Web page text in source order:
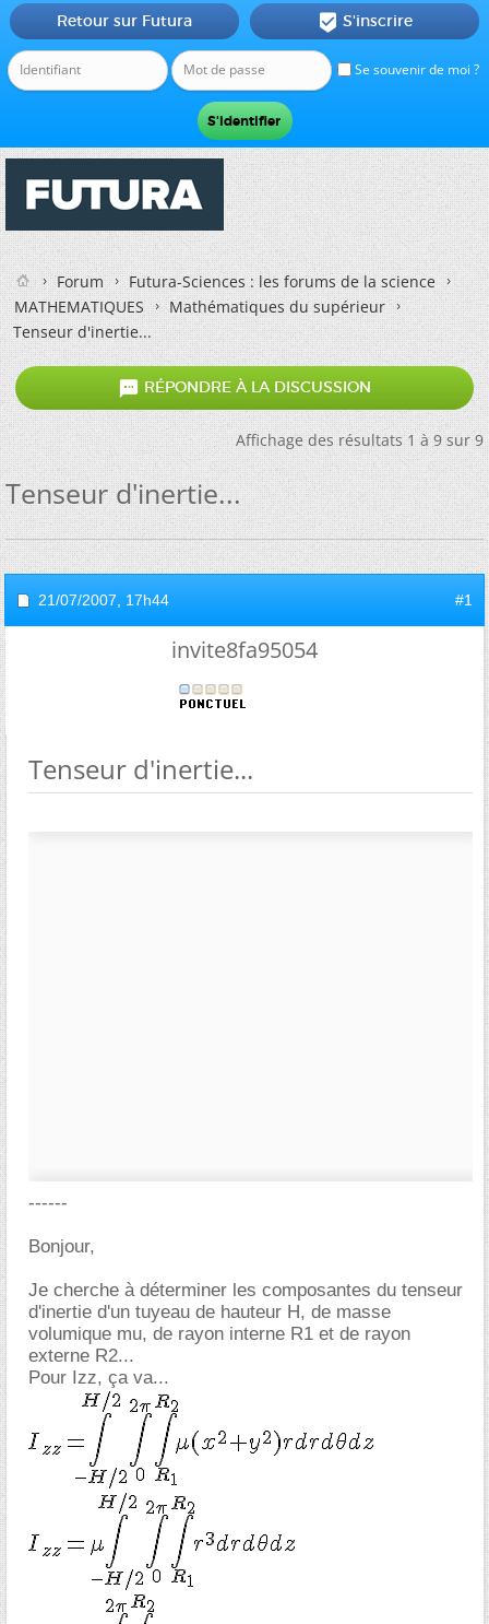
Se souvenir de moi ?
Retour sur Futura  S'inscrire
Forum
Futura-Sciences : les forums de la science
MATHEMATIQUES
Mathématiques du supérieur
Tenseur d'inertie...
 RÉPONDRE À LA DISCUSSION
Affichage des résultats 1 à 9 sur 9
Tenseur d'inertie...
21/07/2007, 17h44 #1
invite8fa95054
Tenseur d'inertie...
------
Bonjour,
Je cherche à déterminer les composantes du tenseur
d'inertie d'un tuyeau de hauteur H, de masse
volumique mu, de rayon interne R1 et de rayon
externe R2...
Pour Izz, ça va...